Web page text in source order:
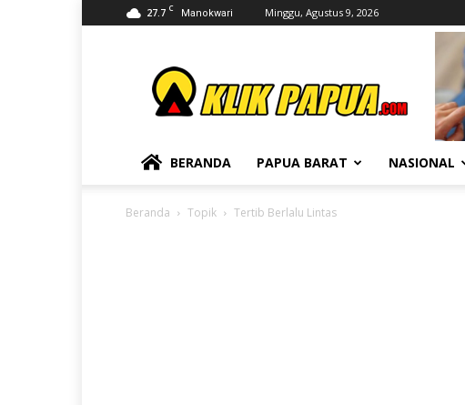
27.7 C Manokwari Minggu, Agustus 9, 2026
BERANDA PAPUA BARAT NASIONAL
Beranda Topik Tertib Berlalu Lintas